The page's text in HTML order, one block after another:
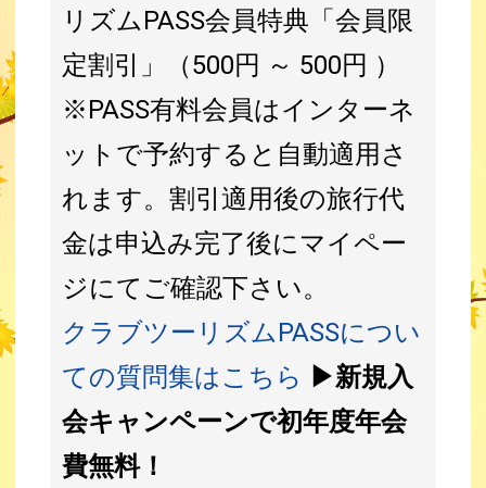
リズムPASS会員特典「会員限
定割引」（500円 ～ 500円 ）
※PASS有料会員はインターネ
ットで予約すると自動適用さ
れます。割引適用後の旅行代
金は申込み完了後にマイペー
ジにてご確認下さい。
クラブツーリズムPASSについ
ての質問集はこちら ▶新規入
会キャンペーンで初年度年会
費無料！